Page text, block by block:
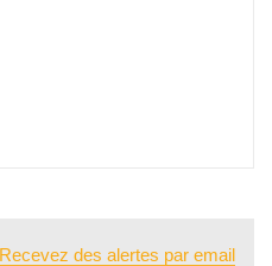
Recevez des alertes par email